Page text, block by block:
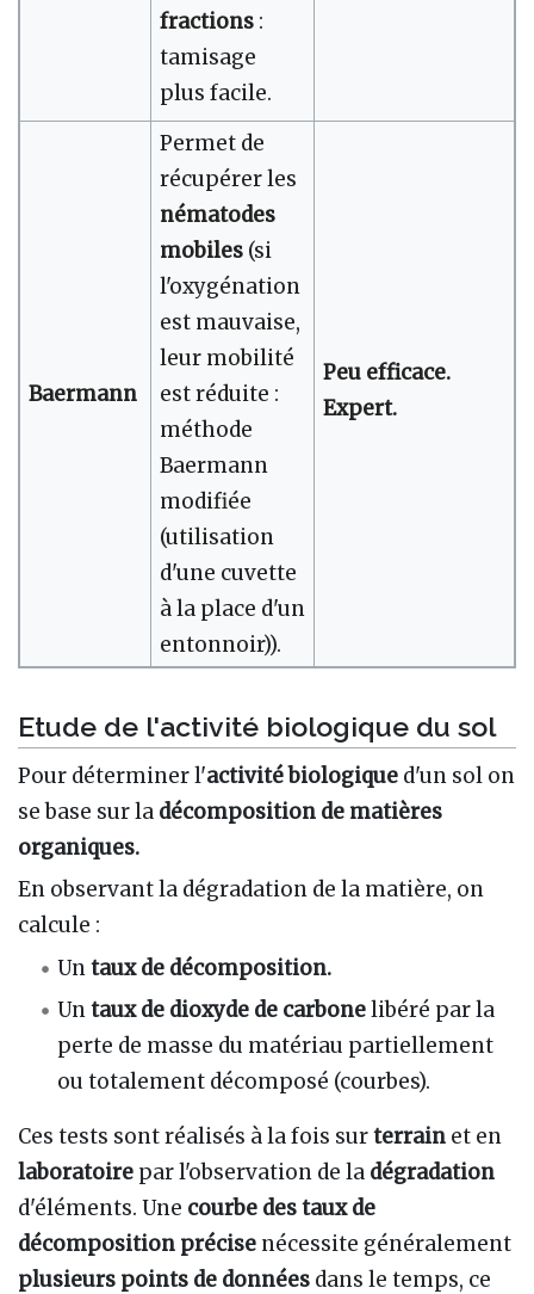
fractions:
tamisage
plus facile.
Baermann
Permet de
récupérer les
nématodes
mobiles(si
l'oxygénation
est mauvaise,
leur mobilité
est réduite :
méthode
Baermann
modifiée
(utilisation
d'une cuvette
à la place d'un
entonnoir)).
Peu efficace.
Expert.
Etude de l'activité biologique du sol
Pour déterminer l'activité biologique d'un sol on
se base sur la décomposition de matières
organiques.
En observant la dégradation de la matière, on
calcule :
Untaux de décomposition.
Untaux de dioxyde de carbonelibéré par la
perte de masse du matériau partiellement
ou totalement décomposé (courbes).
Ces tests sont réalisés à la fois surterrain et en
laboratoire par l'observation de la dégradation
d'éléments. Une courbe des taux de
décomposition précise nécessite généralement
plusieurs points de données dans le temps, ce